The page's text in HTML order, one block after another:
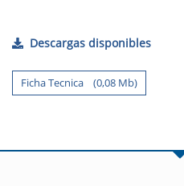
Descargas disponibles
Ficha Tecnica (0,08 Mb)